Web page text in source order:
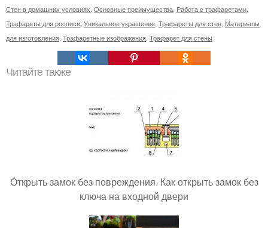
Стен в домашних условиях Основные преимущества Работа с трафаретами
Трафареты для росписи Уникальное украшение Трафареты для стен Материалы
для изготовления Трафаретные изображения Трафарет для стены
Читайте также
Открыть замок без повреждения. Как открыть замок без
ключа на входной двери